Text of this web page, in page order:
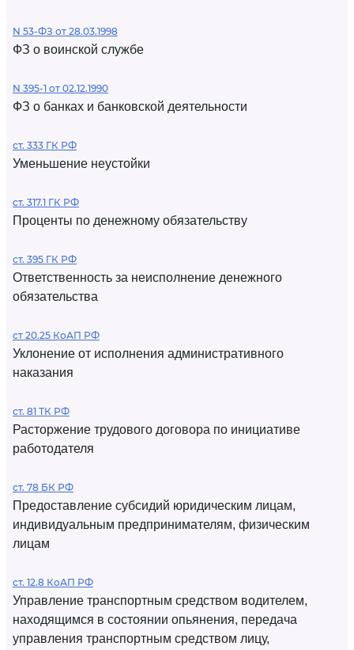
N 53-ФЗ от 28.03.1998
ФЗ о воинской службе
N 395-1 от 02.12.1990
ФЗ о банках и банковской деятельности
ст. 333 ГК РФ
Уменьшение неустойки
ст. 317.1 ГК РФ
Проценты по денежному обязательству
ст. 395 ГК РФ
Ответственность за неисполнение денежного
обязательства
ст 20.25 КоАП РФ
Уклонение от исполнения административного
наказания
ст. 81 ТК РФ
Расторжение трудового договора по инициативе
работодателя
ст. 78 БК РФ
Предоставление субсидий юридическим лицам,
индивидуальным предпринимателям, физическим
лицам
ст. 12.8 КоАП РФ
Управление транспортным средством водителем,
находящимся в состоянии опьянения, передача
управления транспортным средством лицу,